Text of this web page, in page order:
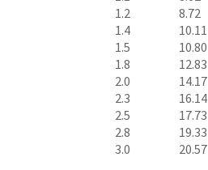
1.2
1.4
1.5
1.8
2.0
2.3
2.5
2.8
3.0
8.72
10.11
10.80
12.83
14.17
16.14
17.73
19.33
20.57